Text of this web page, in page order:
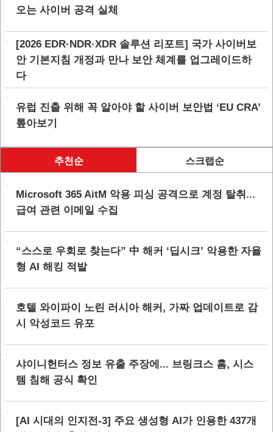
오는 사이버 공격 실체
[2026 EDR·NDR·XDR 솔루션 리포트] 국가 사이버보
안 기본지침 개정과 만나 보안 체계를 업그레이드하
다
유럽 진출 위해 꼭 알아야 할 사이버 보안법 ‘EU CRA’
톺아보기
추천순 스크랩순
Microsoft 365 AitM 악용 피싱 공격으로 계정 탈취...
급여 관련 이메일 수집
“스스로 우회로 찾는다” 中 해커 ‘딥시크’ 악용한 자율
형 AI 해킹 적발
호텔 와이파이 노린 러시아 해커, 가짜 업데이트로 감
시 악성코드 유포
샤이니헌터스 정보 유출 주장에... 브링크스 홈, 시스
템 침해 공식 확인
[AI 시대의 인지전-3] 주요 생성형 AI가 인용한 437개